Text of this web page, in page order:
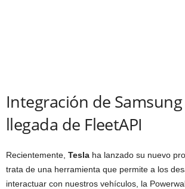
Integración de Samsung
llegada de FleetAPI
Recientemente, Tesla ha lanzado su nuevo
trata de una herramienta que permite a los
interactuar con nuestros vehículos, la